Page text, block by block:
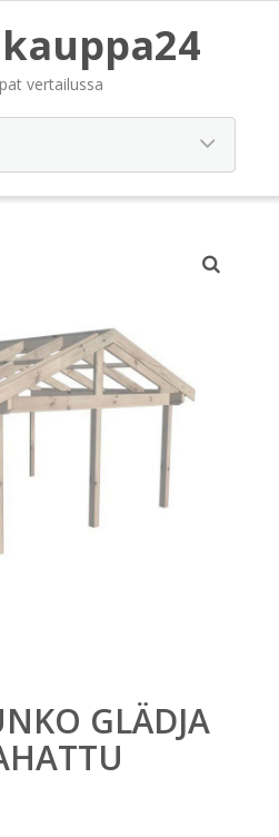
vertailussa
GLÄDJA